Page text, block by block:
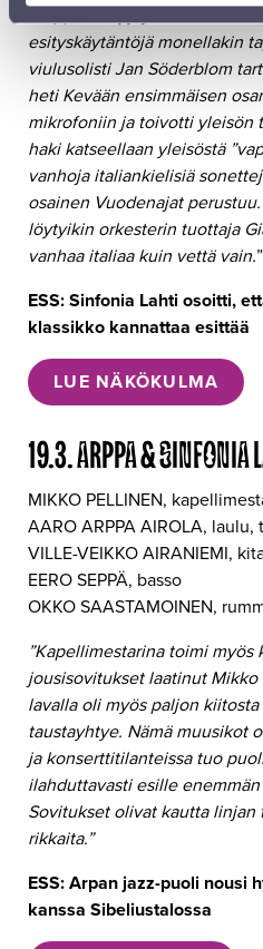
”Loppuunmyyty konsertti
esityskäytäntöjä monellakin
viulusolisti Jan Söderblom
heti Kevään ensimmäisen
mikrofoniin ja toivotti yleisön
haki katseellaan yleisöstä
vanhoja italiankielisiä
osainen Vuodenajat
löytyikin orkesterin tuottaja
vanhaa italiaa kuin vettä vain.”
ESS: Sinfonia Lahti osoitti,
klassikko kannattaa esittää
LUE NÄKÖKULMA
19.3. ARPPA & SINFONIA
MIKKO PELLINEN,
AARO ARPPA AIROLA,
VILLE-VEIKKO AIRANIEMI,
EERO SEPPÄ, basso
OKKO SAASTAMOINEN,
”Kapellimestarina toimi
jousisovitukset laatinut Mikko
lavalla oli myös paljon
taustayhtye. Nämä muusikot
ja konserttitilanteissa tuo
ilahduttavasti esille
Sovitukset olivat kautta linjan
rikkaita.”
ESS: Arpan jazz-puoli nousi
kanssa Sibeliustalossa